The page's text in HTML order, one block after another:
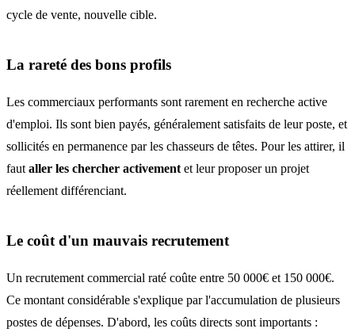
cycle de vente, nouvelle cible.
La rareté des bons profils
Les commerciaux performants sont rarement en recherche active
d'emploi. Ils sont bien payés, généralement satisfaits de leur poste, et
sollicités en permanence par les chasseurs de têtes. Pour les attirer, il
faut aller les chercher activement et leur proposer un projet
réellement différenciant.
Le coût d'un mauvais recrutement
Un recrutement commercial raté coûte entre 50 000€ et 150 000€.
Ce montant considérable s'explique par l'accumulation de plusieurs
postes de dépenses. D'abord, les coûts directs sont importants :